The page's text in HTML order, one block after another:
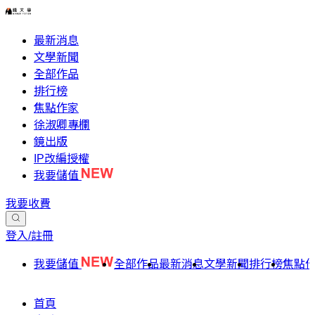
最新消息
文學新聞
全部作品
排行榜
焦點作家
徐淑卿專欄
鏡出版
IP改編授權
我要儲值
我要收費
登入/註冊
我要儲值 全部作品最新消息文學新聞排行榜焦點
首頁